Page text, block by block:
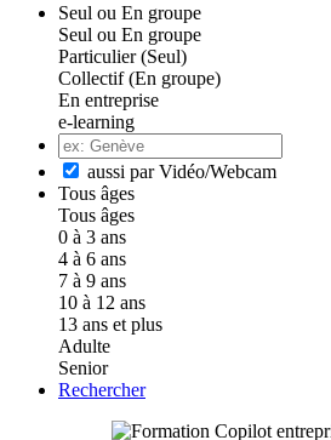
Seul ou En groupe
Seul ou En groupe
Particulier (Seul)
Collectif (En groupe)
En entreprise
e-learning
aussi par Vidéo/Webcam
Tous âges
Tous âges
0 à 3 ans
4 à 6 ans
7 à 9 ans
10 à 12 ans
13 ans et plus
Adulte
Senior
Rechercher